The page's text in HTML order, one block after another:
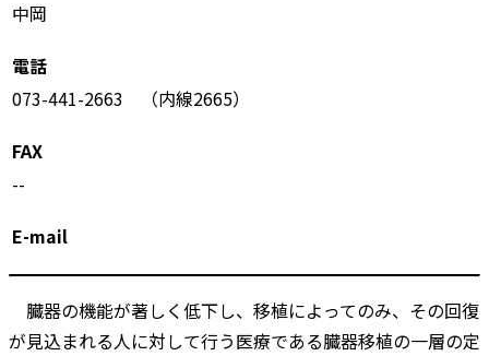
中岡
電話
073-441-2663 （内線2665）
FAX
--
E-mail
臓器の機能が著しく低下し、移植によってのみ、その回復
が見込まれる人に対して行う医療である臓器移植の一層の定